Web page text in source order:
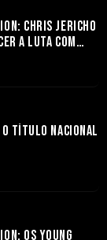
CHRIS JERICHO
A LUTA COM
TÍTULO NACIONAL
OS YOUNG